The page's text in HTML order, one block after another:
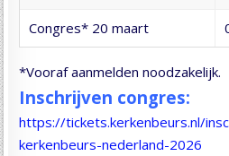
Congres* 20 maart
*Vooraf aanmelden noodzakelijk.
Inschrijven congres:
https://tickets.kerkenbeurs.nl/
kerkenbeurs-nederland-2026